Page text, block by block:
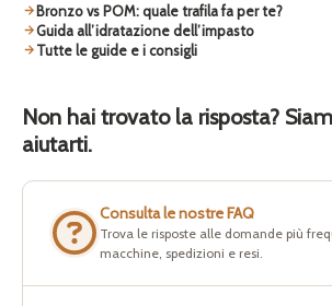
Bronzo vs POM: quale trafila fa per te?
Guida all’idratazione dell’impasto
Tutte le guide e i consigli
Non hai trovato la risposta?
aiutarti.
Consulta le nostre FAQ
Trova le risposte alle domande più
macchine, spedizioni e resi.